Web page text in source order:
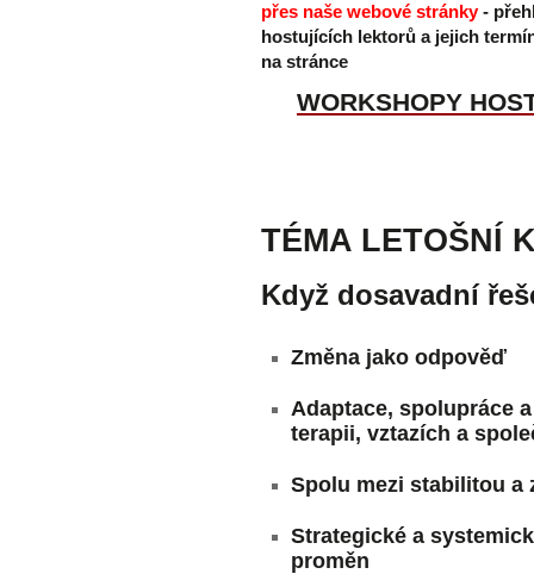
přes naše webové stránky-
hostujících lektorů a jejich
na stránce
WORKSHOPY
TÉMA LETOŠNÍ
Když dosavadní
Změna jako odpověď
Adaptace, spolupráce
terapii, vztazích a
Spolu mezi stabilitou a
Strategické a
proměn